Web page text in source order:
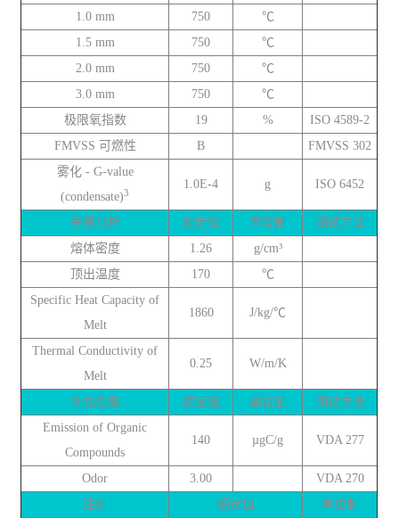
1.0 mm
750
℃
1.5 mm
750
℃
2.0 mm
750
℃
3.0 mm
750
℃
极限氧指数
19 %
ISO 4589-2
FMVSS 可燃性
B
FMVSS 302
雾化 - G-value
(condensate)3
1.0E-4 g ISO 6452
充模分析 额定值 单位制
测试方法
熔体密度
1.26
g/cm³
顶出温度
170
℃
Specific Heat Capacity of
Melt
1860 J/kg/℃
Thermal Conductivity of
Melt
0.25 W/m/K
补充信息 额定值 单位制
测试方法
Emission of Organic
Compounds
140 µgC/g VDA 277
Odor 3.00
VDA 270
注射
额定值
单位制